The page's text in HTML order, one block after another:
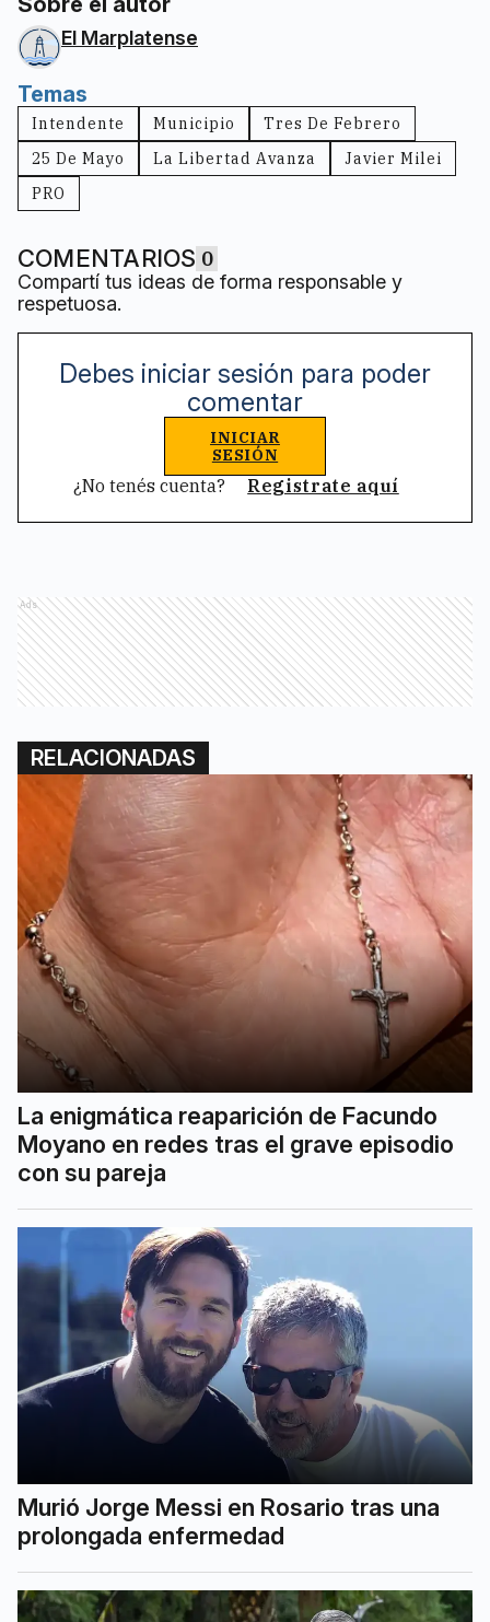
El Marplatense
Temas
Intendente Municipio
Tres De Febrero
25 De Mayo
La Libertad Avanza
Javier Milei
PRO
COMENTARIOS 0
Compartí tus ideas de forma responsable y
respetuosa.
Debes iniciar sesión para poder
comentar
INICIAR
SESIÓN
¿No tenés cuenta? Registrate aquí
Ads
RELACIONADAS
La enigmática reaparición de Facundo
Moyano en redes tras el grave episodio
con su pareja
Murió Jorge Messi en Rosario tras una
prolongada enfermedad